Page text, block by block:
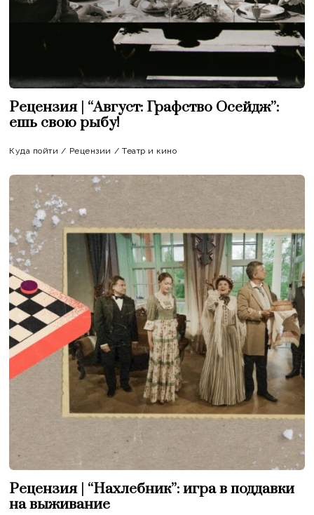
Рецензия | “Август: Графство Осейдж”:
ешь свою рыбу!
Куда пойти / Рецензии / Театр и кино
Рецензия | “Нахлебник”: игра в поддавки
на выживание